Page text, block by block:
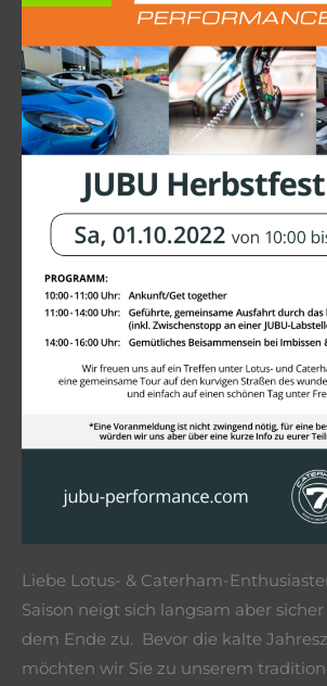
Liebe Lotus- & Caterham-
Saison neigt sich langsam aber
dem Ende zu. Bevor die kalte
möchten wir Sie zu unserem